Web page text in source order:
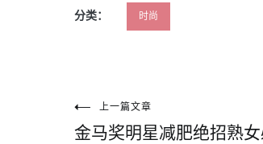
分类： 时尚
文上一篇文章
金马奖明星减肥绝招熟